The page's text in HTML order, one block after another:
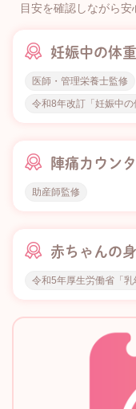
目安を確認しながら安
妊娠中の体
医師・管理栄養士監修
令和8年改訂「妊娠中
陣痛カウン
助産師監修
赤ちゃんの
令和5年厚生労働省「